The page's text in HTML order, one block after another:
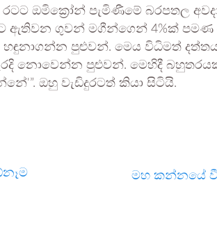
ඔමික්‍රෝන් පැමිණීමේ බරපතල
ඇතිවන ගුවන් මගීන්ගෙන් 4%ක් පමණ
හඳුනාගන්න පුළුවන්. මෙය විධිමත්
නොවෙන්න පුළුවන්. මෙහිදී
ඔහු වැඩිදුරටත් කියා සිටියි.
මහ කන්නයේ